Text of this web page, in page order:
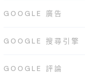
GOOGLE 廣告
GOOGLE 搜尋引擎
GOOGLE 評論